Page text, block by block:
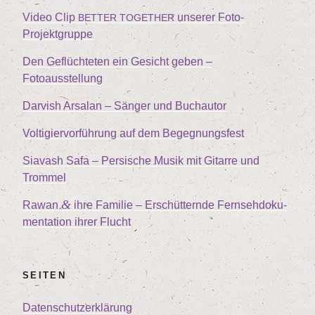
Video ClipBETTER TOGETHERunse­rer Foto-
Projektgruppe
Den Geflüch­te­ten ein Gesicht geben –
Fotoausstellung
Dar­vish Arsalan – Sän­ger und Buchautor
Vol­ti­gier­vor­füh­rung auf dem Begegnungsfest
Sia­vash Safa – Per­si­sche Musik mit Gitar­re und
Trommel
Rawan& ihre Fami­lie – Erschüt­tern­de Fern­seh­do­ku­
men­ta­ti­on ihrer Flucht
SEI­TEN
Daten­schutz­er­klä­rung